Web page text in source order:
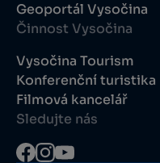
Geoportál Vysočina
Činnost Vysočina
Vysočina Tourism
Konferenční turistika
Filmová kancelář
Sledujte nás